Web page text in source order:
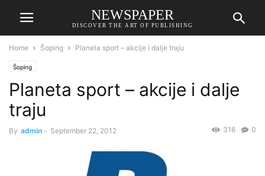
NEWSPAPER
DISCOVER THE ART OF PUBLISHING
Home Šoping Planeta sport – akcije i dalje traju
Šoping
Planeta sport – akcije i dalje
traju
By admin - September 22, 2012 0
316